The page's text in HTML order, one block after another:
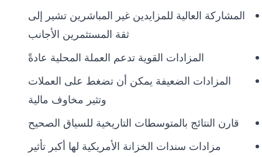
المشاركة العالية للمزايدين غير المباشرين تشير إلى
ثقة المستثمرين الأجانب
المزادات القوية تدعم العملة المحلية عادةً
المزادات الضعيفة يمكن أن تضغط على العملات
وتثير مخاوف مالية
قارن النتائج بالمتوسطات التاريخية للسياق الصحيح
مزادات سندات الخزانة الأمريكية لها أكبر تأثير